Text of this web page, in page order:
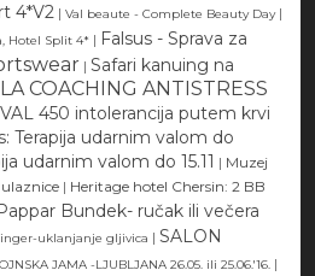
4*V2 | Val beaute - Complete Beauty Day |
Hotel Split 4* | Falsus - Sprava za
| Safari kanuing na
COACHING ANTISTRESS
450 intolerancija putem krvi
Terapija udarnim valom do
udarnim valom do 15.11 | Muzej
| Heritage hotel Chersin: 2 BB
Bundek- ručak ili večera
uklanjanje gljivica | SALON
JAMA -LJUBLJANA 26.05. ili 25.06.'16. |